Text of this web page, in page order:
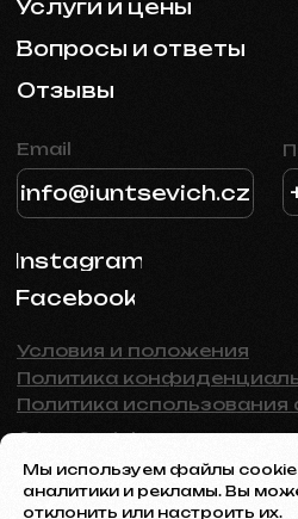
Мы используем файлы cookie
аналитики и рекламы. Вы
отклонить или настроить их.